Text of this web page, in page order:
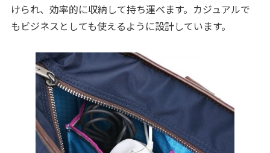
けられ、効率的に収納して持ち運べます。カジュアルで
もビジネスとしても使えるように設計しています。